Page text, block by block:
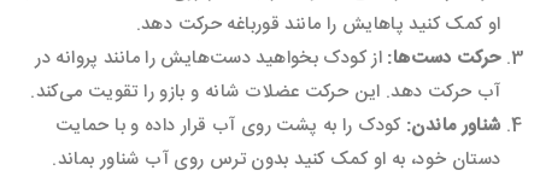
او کمک کنید پاهایش را مانند قورباغه حرکت دهد.
حرکت دست‌ها: از کودک بخواهید دست‌هایش را مانند پروانه در
آب حرکت دهد. این حرکت عضلات شانه و بازو را تقویت می‌کند.
شناور ماندن: کودک را به پشت روی آب قرار داده و با حمایت
دستان خود، به او کمک کنید بدون ترس روی آب شناور بماند.